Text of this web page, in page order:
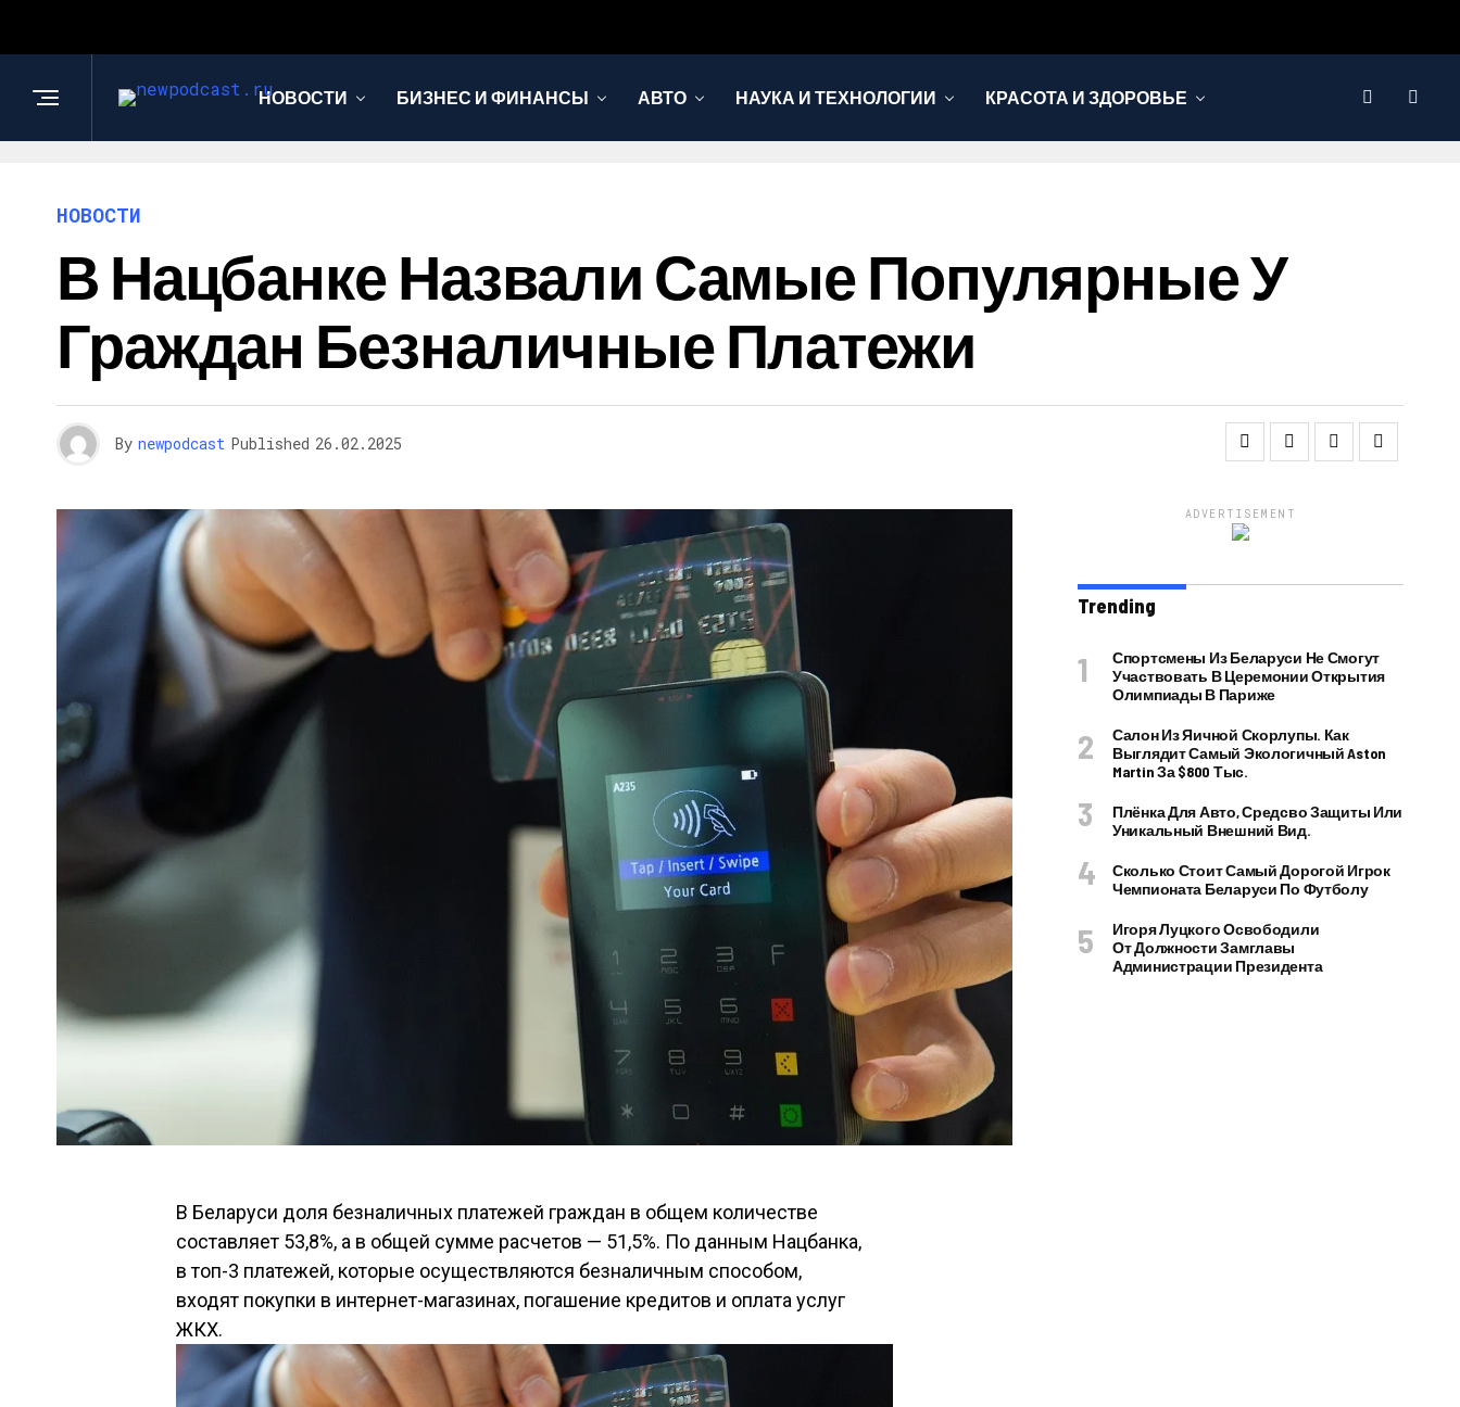
НОВОСТИ БИЗНЕС И ФИНАНСЫ АВТО НАУКА И ТЕХНОЛОГИИ КРАСОТА И ЗДОРОВЬЕ
НОВОСТИ
В Нацбанке Назвали Самые Популярные У
Граждан Безналичные Платежи
By newpodcast Published 26.02.2025
В Беларуси доля безналичных платежей граждан в общем количестве
составляет 53,8%, а в общей сумме расчетов — 51,5%. По данным Нацбанка,
в топ-3 платежей, которые осуществляются безналичным способом,
входят покупки в интернет-магазинах, погашение кредитов и оплата услуг
ЖКХ.
ADVERTISEMENT
Trending
Спортсмены Из Беларуси Не Смогут
Участвовать В Церемонии Открытия
Олимпиады В Париже
Салон Из Яичной Скорлупы. Как
Выглядит Самый Экологичный Aston
Martin За $800 Тыс.
Плёнка Для Авто, Средсво Защиты Или
Уникальный Внешний Вид.
Сколько Стоит Самый Дорогой Игрок
Чемпионата Беларуси По Футболу
Игоря Луцкого Освободили
От Должности Замглавы
Администрации Президента